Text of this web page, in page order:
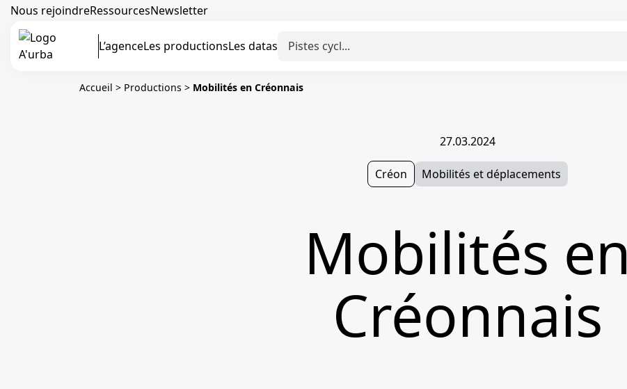
Nous rejoindreRessourcesNewsletter
L’agenceLes productionsLes datas
Accueil > Productions > Mobilités en Créonnais
27.03.2024
Créon Mobilités et déplacements
Mobilités en
Créonnais